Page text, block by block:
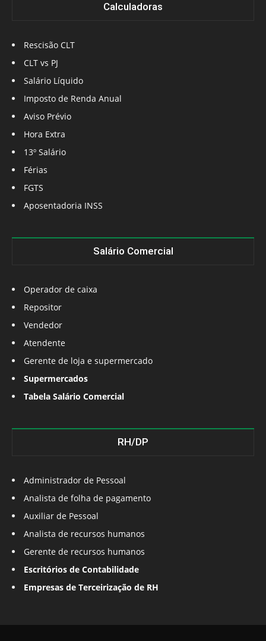
Calculadoras
Rescisão CLT
CLT vs PJ
Salário Líquido
Imposto de Renda Anual
Aviso Prévio
Hora Extra
13º Salário
Férias
FGTS
Aposentadoria INSS
Salário Comercial
Operador de caixa
Repositor
Vendedor
Atendente
Gerente de loja e supermercado
Supermercados
Tabela Salário Comercial
RH/DP
Administrador de Pessoal
Analista de folha de pagamento
Auxiliar de Pessoal
Analista de recursos humanos
Gerente de recursos humanos
Escritórios de Contabilidade
Empresas de Terceirização de RH